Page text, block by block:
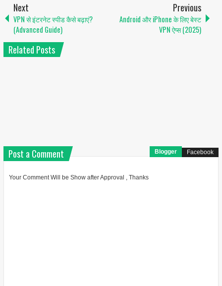
Next
VPN से इंटरनेट स्पीड कैसे बढ़ाएं?
(Advanced Guide)
Previous
Android और iPhone के लिए बेस्ट
VPN ऐप्स (2025)
Related Posts
Post a Comment Blogger Facebook
Your Comment Will be Show after Approval , Thanks